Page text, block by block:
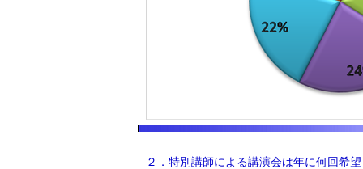
２．特別講師による講演会は年に何回希